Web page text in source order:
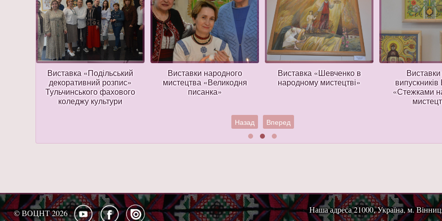
Виставка «Подільський
декоративний розпис»
Тульчинського фахового
коледжу культури
Виставки народного
мистецтва «Великодня
писанка»
Виставка «Шевченко в
народному мистецтві»
Виставки
«Стежками
Назад Вперед
© ВОЦНТ 2026 Наша адреса 21000, Україна, м.